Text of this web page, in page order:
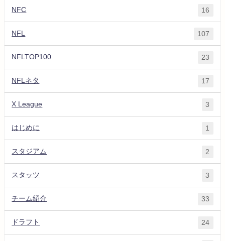
NFC 16
NFL 107
NFLTOP100 23
NFLネタ 17
X League 3
はじめに 1
スタジアム 2
スタッツ 3
チーム紹介 33
ドラフト 24